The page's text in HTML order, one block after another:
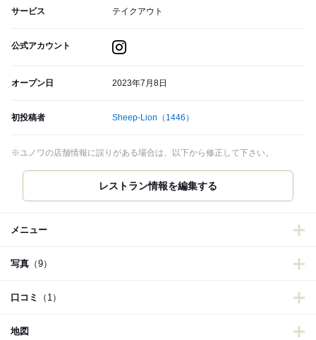
サービス テイクアウト
公式アカウント
オープン日 2023年7月8日
初投稿者 Sheep-Lion （1446）
※ユノワの店舗情報に誤りがある場合は、以下から修正して下さい。
メニュー
写真 （9）
口コミ （1）
地図